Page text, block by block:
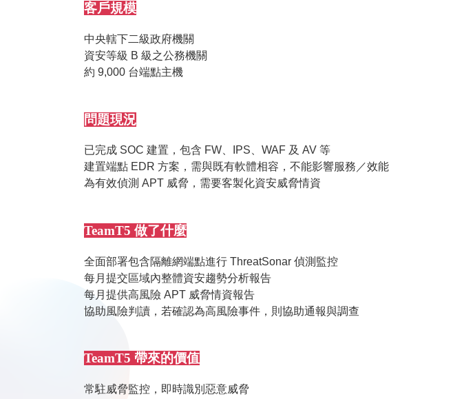
客戶規模
中央轄下二級政府機關
資安等級 B 級之公務機關
約 9,000 台端點主機
問題現況
已完成 SOC 建置，包含 FW、IPS、WAF 及 AV 等
建置端點 EDR 方案，需與既有軟體相容，不能影響服務／效能
為有效偵測 APT 威脅，需要客製化資安威脅情資
TeamT5 做了什麼
全面部署包含隔離網端點進行 ThreatSonar 偵測監控
每月提交區域內整體資安趨勢分析報告
每月提供高風險 APT 威脅情資報告
協助風險判讀，若確認為高風險事件，則協助通報與調查
TeamT5 帶來的價值
常駐威脅監控，即時識別惡意威脅